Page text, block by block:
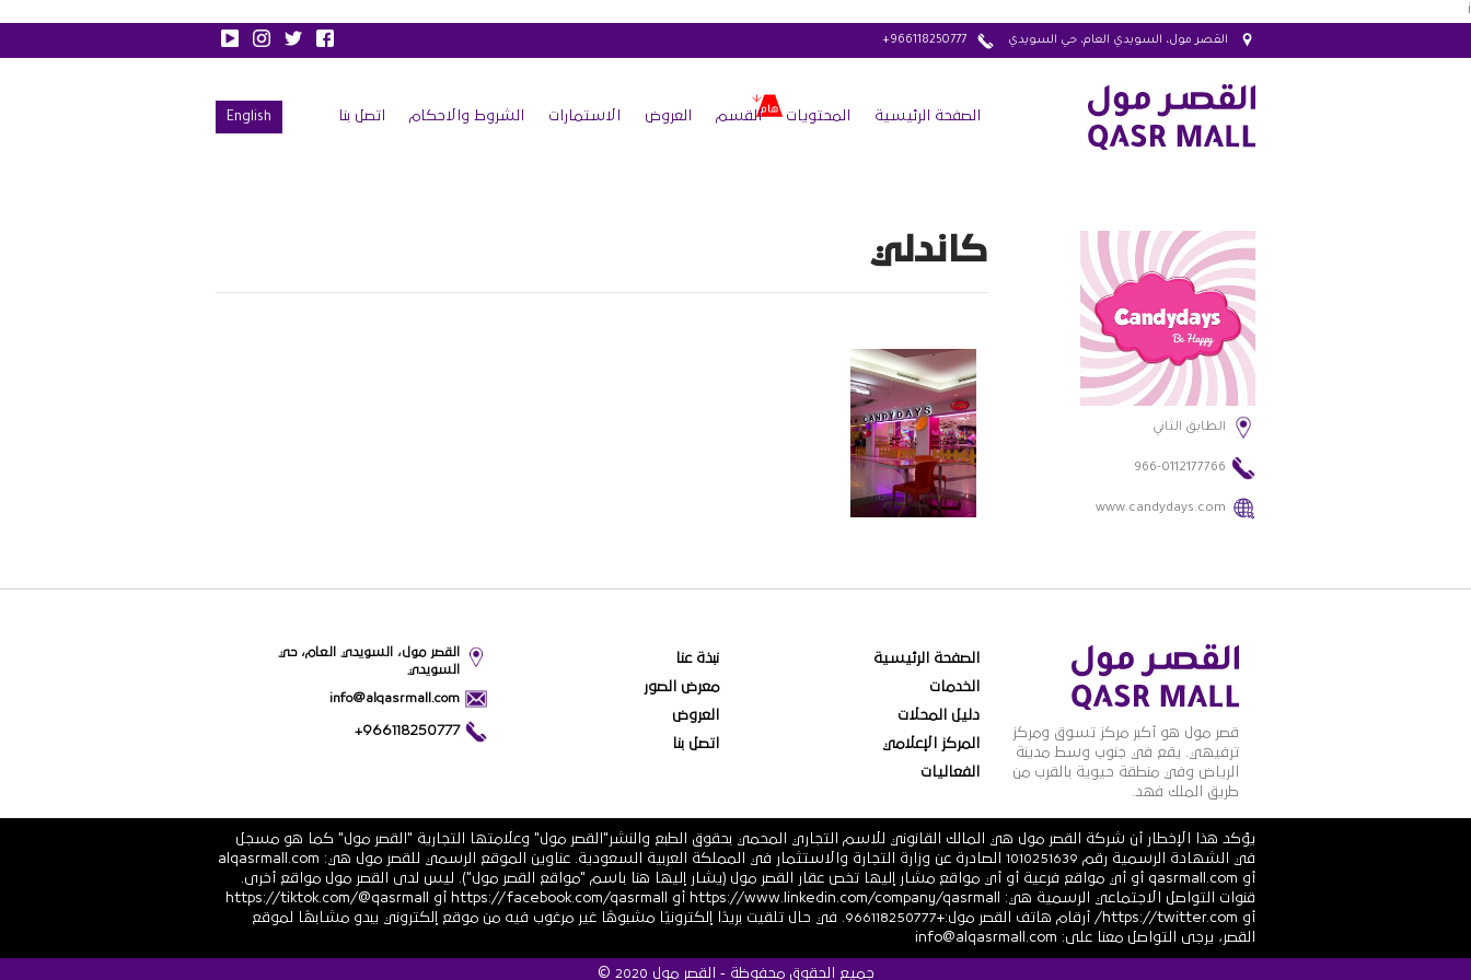
i
القصر مول، السويدي العام، حي السويدي +966118250777
الصفحة الرئيسية المحتويات القسم العروض الاستمارات الشروط والاحكام اتصل بنا English
الطابق الثاني
966-0112177766
www.candydays.com
كاندلي
قصر مول هو أكبر مركز تسوق ومركز
ترفيهي. يقع في جنوب وسط مدينة
الرياض وفي منطقة حيوية بالقرب من
طريق الملك فهد.
الصفحة الرئيسية
الخدمات
دليل المحلات
المركز الإعلامي
الفعاليات
نبذة عنا
معرض الصور
العروض
اتصل بنا
القصر مول، السويدي العام، حي
السويدي
info@alqasrmall.com
+966118250777
يؤكد هذا الإخطار أن شركة القصر مول هي المالك القانوني للاسم التجاري المحمي بحقوق الطبع والنشر"القصر مول" وعلامتها التجارية "القصر مول" كما هو مسجل
في الشهادة الرسمية رقم 1010251639 الصادرة عن وزارة التجارة والاستثمار في المملكة العربية السعودية. عناوين الموقع الرسمي للقصر مول هي: alqasrmall.com
أو qasrmall.com أو أي مواقع فرعية أو أي مواقع مشار إليها تخص عقار القصر مول (يشار إليها هنا باسم "مواقع القصر مول"). ليس لدى القصر مول مواقع أخرى.
قنوات التواصل الاجتماعي الرسمية هي: https://www.linkedin.com/company/qasrmall أو https://facebook.com/qasrmall أو https://tiktok.com/@qasrmall
أو https://twitter.com/ أرقام هاتف القصر مول:+966118250777. في حال تلقيت بريدًا إلكترونيًا مشبوهًا غير مرغوب فيه من موقع إلكتروني يبدو مشابهًا لموقع
القصر، يرجى التواصل معنا على: info@alqasrmall.com
جميع الحقوق محفوظة - القصر مول 2020 ©